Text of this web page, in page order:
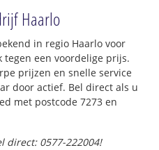
Haarlo
in regio Haarlo voor
een voordelige prijs.
prijzen en snelle service
door actief. Bel direct als u
met postcode 7273 en
direct: 0577-222004!